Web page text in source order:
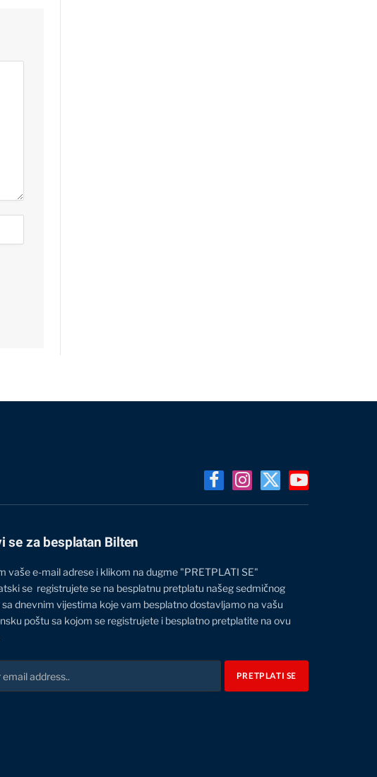
FacebookInstagram
X
(Twitter)
YouTube
se za besplatan Bilten
vaše e-mail adrese i klikom na dugme "PRETPLATI SE"
se registrujete se na besplatnu pretplatu našeg sedmičnog
sa dnevnim vijestima koje vam besplatno dostavljamo na vašu
poštu sa kojom se registrujete i besplatno pretplatite na ovu